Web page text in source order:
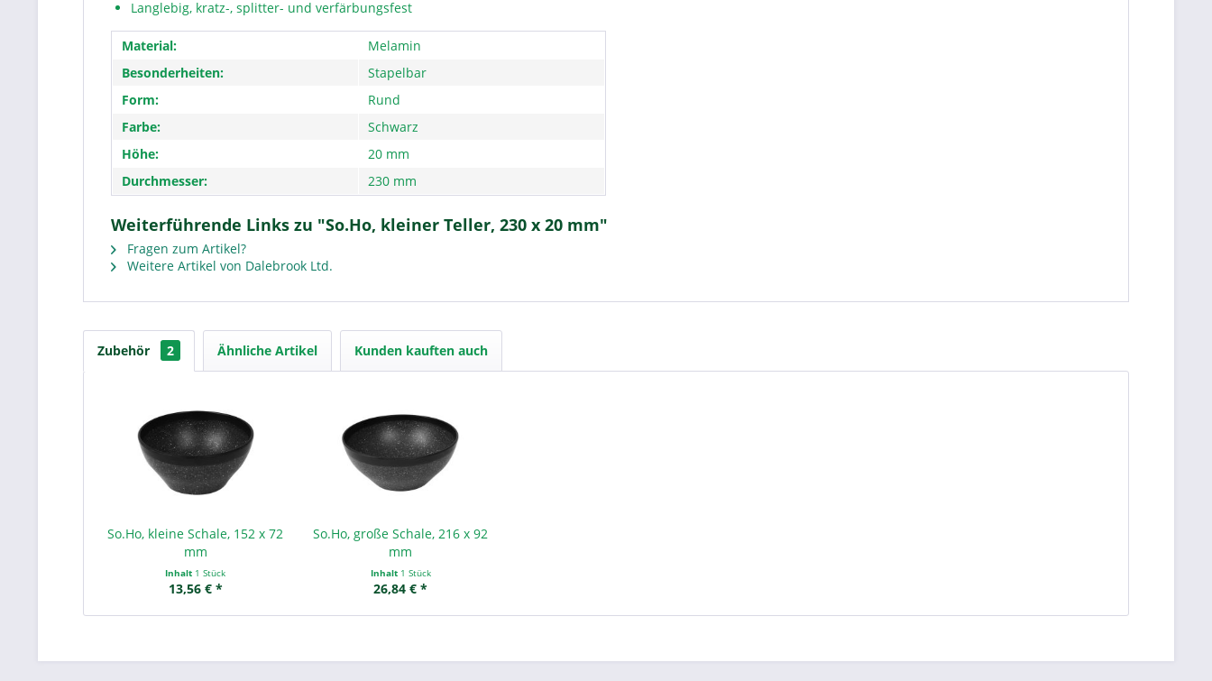
Langlebig, kratz-, splitter- und verfärbungsfest
Material:
Melamin
Besonderheiten:
Stapelbar
Form:
Rund
Farbe:
Schwarz
Höhe:
20 mm
Durchmesser:
230 mm
Weiterführende Links zu "So.Ho, kleiner Teller, 230 x 20 mm"
Fragen zum Artikel?
Weitere Artikel von Dalebrook Ltd.
Zubehör 2 Ähnliche Artikel Kunden kauften auch
So.Ho, kleine Schale, 152 x 72
mm
Inhalt 1 Stück
13,56 € *
So.Ho, große Schale, 216 x 92
mm
Inhalt 1 Stück
26,84 € *